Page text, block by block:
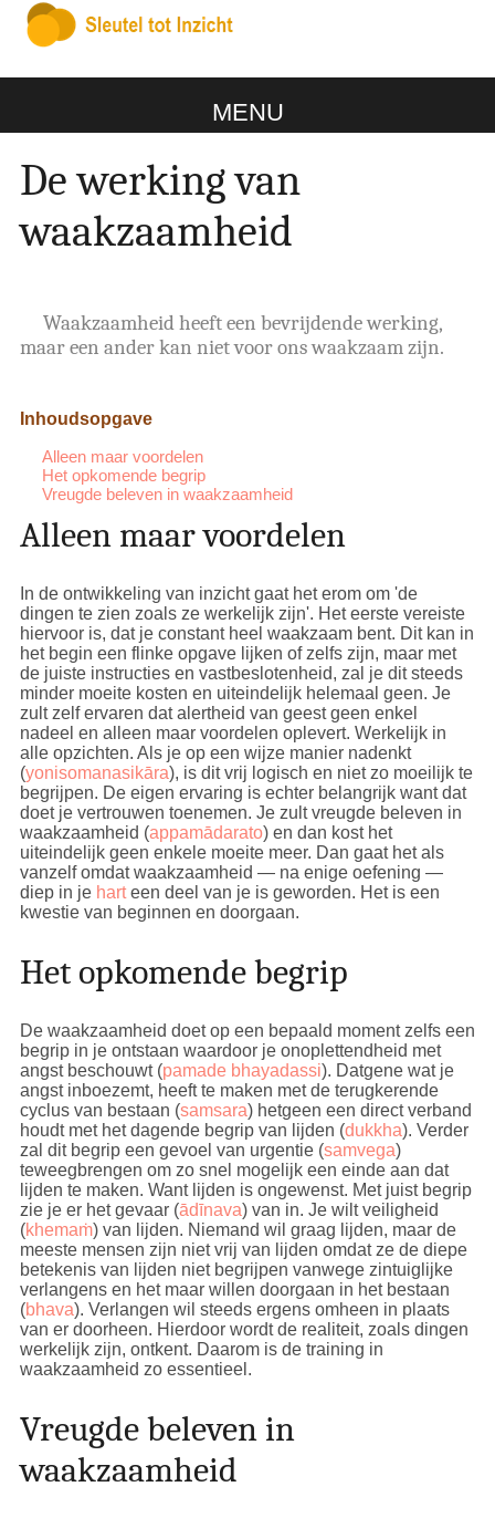
MENU
De werking van
waakzaamheid
Waakzaamheid heeft een bevrijdende werking,
maar een ander kan niet voor ons waakzaam zijn.
Inhoudsopgave
Alleen maar voordelen
Het opkomende begrip
Vreugde beleven in waakzaamheid
Alleen maar voordelen
In de ontwikkeling van inzicht gaat het erom om 'de
dingen te zien zoals ze werkelijk zijn'. Het eerste vereiste
hiervoor is, dat je constant heel waakzaam bent. Dit kan in
het begin een flinke opgave lijken of zelfs zijn, maar met
de juiste instructies en vastbeslotenheid, zal je dit steeds
minder moeite kosten en uiteindelijk helemaal geen. Je
zult zelf ervaren dat alertheid van geest geen enkel
nadeel en alleen maar voordelen oplevert. Werkelijk in
alle opzichten. Als je op een wijze manier nadenkt
(yonisomanasikāra), is dit vrij logisch en niet zo moeilijk te
begrijpen. De eigen ervaring is echter belangrijk want dat
doet je vertrouwen toenemen. Je zult vreugde beleven in
waakzaamheid (appamādarato) en dan kost het
uiteindelijk geen enkele moeite meer. Dan gaat het als
vanzelf omdat waakzaamheid — na enige oefening —
diep in je harteen deel van je is geworden. Het is een
kwestie van beginnen en doorgaan.
Het opkomende begrip
De waakzaamheid doet op een bepaald moment zelfs een
begrip in je ontstaan waardoor je onoplettendheid met
angst beschouwt (pamade bhayadassi). Datgene wat je
angst inboezemt, heeft te maken met de terugkerende
cyclus van bestaan (samsara) hetgeen een direct verband
houdt met het dagende begrip van lijden (dukkha). Verder
zal dit begrip een gevoel van urgentie (samvega)
teweegbrengen om zo snel mogelijk een einde aan dat
lijden te maken. Want lijden is ongewenst. Met juist begrip
zie je er het gevaar (ādīnava) van in. Je wilt veiligheid
(khemaṁ) van lijden. Niemand wil graag lijden, maar de
meeste mensen zijn niet vrij van lijden omdat ze de diepe
betekenis van lijden niet begrijpen vanwege zintuiglijke
verlangens en het maar willen doorgaan in het bestaan
(bhava). Verlangen wil steeds ergens omheen in plaats
van er doorheen. Hierdoor wordt de realiteit, zoals dingen
werkelijk zijn, ontkent. Daarom is de training in
waakzaamheid zo essentieel.
Vreugde beleven in
waakzaamheid